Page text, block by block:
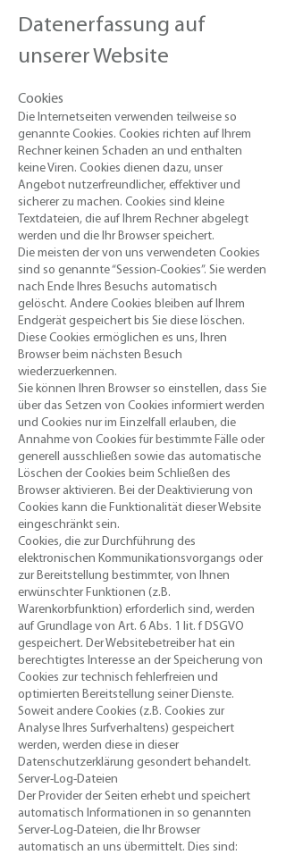
Datenerfassung auf
unserer Website
Cookies
​Die Internetseiten verwenden teilweise so
genannte Cookies. Cookies richten auf Ihrem
Rechner keinen Schaden an und enthalten
keine Viren. Cookies dienen dazu, unser
Angebot nutzerfreundlicher, effektiver und
sicherer zu machen. Cookies sind kleine
Textdateien, die auf Ihrem Rechner abgelegt
werden und die Ihr Browser speichert.
Die meisten der von uns verwendeten Cookies
sind so genannte “Session-Cookies”. Sie werden
nach Ende Ihres Besuchs automatisch
gelöscht. Andere Cookies bleiben auf Ihrem
Endgerät gespeichert bis Sie diese löschen.
Diese Cookies ermöglichen es uns, Ihren
Browser beim nächsten Besuch
wiederzuerkennen.
Sie können Ihren Browser so einstellen, dass Sie
über das Setzen von Cookies informiert werden
und Cookies nur im Einzelfall erlauben, die
Annahme von Cookies für bestimmte Fälle oder
generell ausschließen sowie das automatische
Löschen der Cookies beim Schließen des
Browser aktivieren. Bei der Deaktivierung von
Cookies kann die Funktionalität dieser Website
eingeschränkt sein.
Cookies, die zur Durchführung des
elektronischen Kommunikationsvorgangs oder
zur Bereitstellung bestimmter, von Ihnen
erwünschter Funktionen (z.B.
Warenkorbfunktion) erforderlich sind, werden
auf Grundlage von Art. 6 Abs. 1 lit. f DSGVO
gespeichert. Der Websitebetreiber hat ein
berechtigtes Interesse an der Speicherung von
Cookies zur technisch fehlerfreien und
optimierten Bereitstellung seiner Dienste.
Soweit andere Cookies (z.B. Cookies zur
Analyse Ihres Surfverhaltens) gespeichert
werden, werden diese in dieser
Datenschutzerklärung gesondert behandelt.
Server-Log-Dateien
Der Provider der Seiten erhebt und speichert
automatisch Informationen in so genannten
Server-Log-Dateien, die Ihr Browser
automatisch an uns übermittelt. Dies sind: